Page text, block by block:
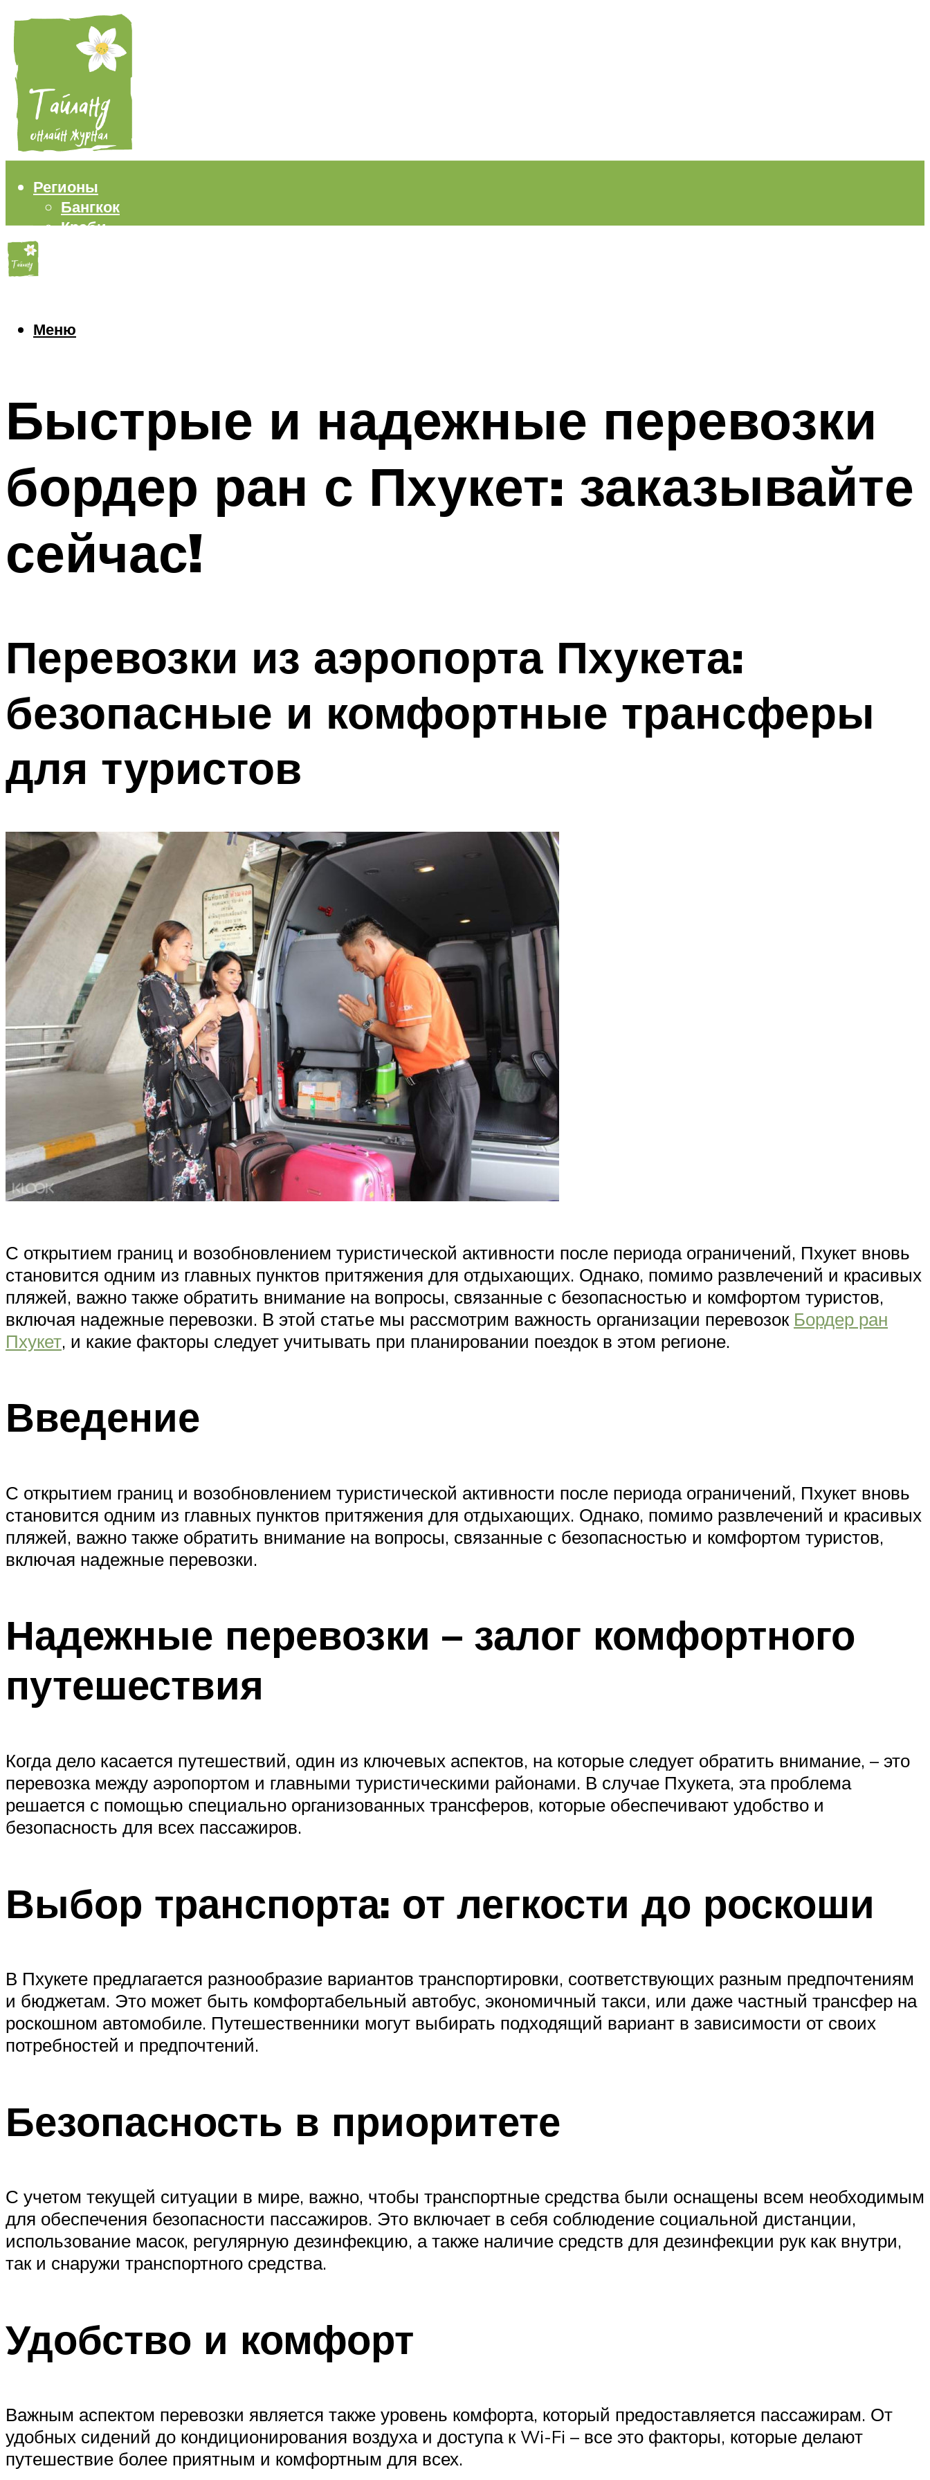
Регионы
Бангкок
Краби
Еда
Меню
Меню
Быстрые и надежные перевозки
бордер ран с Пхукет: заказывайте
сейчас!
Перевозки из аэропорта Пхукета:
безопасные и комфортные трансферы
для туристов
С открытием границ и возобновлением туристической активности после периода ограничений, Пхукет вновь
становится одним из главных пунктов притяжения для отдыхающих. Однако, помимо развлечений и красивых
пляжей, важно также обратить внимание на вопросы, связанные с безопасностью и комфортом туристов,
включая надежные перевозки. В этой статье мы рассмотрим важность организации перевозок Бордер ран
Пхукет, и какие факторы следует учитывать при планировании поездок в этом регионе.
Введение
С открытием границ и возобновлением туристической активности после периода ограничений, Пхукет вновь
становится одним из главных пунктов притяжения для отдыхающих. Однако, помимо развлечений и красивых
пляжей, важно также обратить внимание на вопросы, связанные с безопасностью и комфортом туристов,
включая надежные перевозки.
Надежные перевозки – залог комфортного
путешествия
Когда дело касается путешествий, один из ключевых аспектов, на которые следует обратить внимание, – это
перевозка между аэропортом и главными туристическими районами. В случае Пхукета, эта проблема
решается с помощью специально организованных трансферов, которые обеспечивают удобство и
безопасность для всех пассажиров.
Выбор транспорта: от легкости до роскоши
В Пхукете предлагается разнообразие вариантов транспортировки, соответствующих разным предпочтениям
и бюджетам. Это может быть комфортабельный автобус, экономичный такси, или даже частный трансфер на
роскошном автомобиле. Путешественники могут выбирать подходящий вариант в зависимости от своих
потребностей и предпочтений.
Безопасность в приоритете
С учетом текущей ситуации в мире, важно, чтобы транспортные средства были оснащены всем необходимым
для обеспечения безопасности пассажиров. Это включает в себя соблюдение социальной дистанции,
использование масок, регулярную дезинфекцию, а также наличие средств для дезинфекции рук как внутри,
так и снаружи транспортного средства.
Удобство и комфорт
Важным аспектом перевозки является также уровень комфорта, который предоставляется пассажирам. От
удобных сидений до кондиционирования воздуха и доступа к Wi-Fi – все это факторы, которые делают
путешествие более приятным и комфортным для всех.